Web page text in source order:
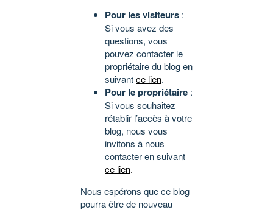
Pour les visiteurs :
Si vous avez des
questions, vous
pouvez contacter le
propriétaire du blog en
suivantce lien.
Pour le propriétaire :
Si vous souhaitez
rétablir l’accès à votre
blog, nous vous
invitons à nous
contacter en suivant
ce lien.
Nous espérons que ce blog
pourra être de nouveau